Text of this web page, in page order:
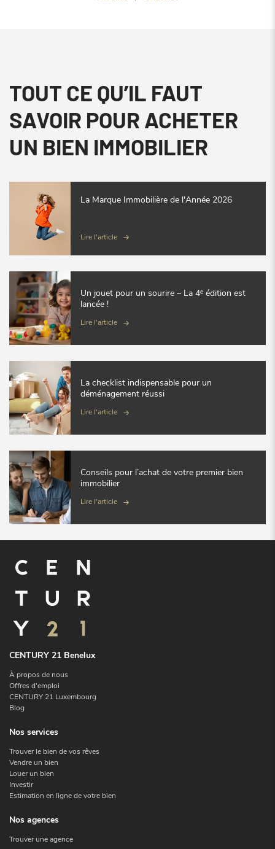
TOUT CE QU’IL FAUT
SAVOIR POUR ACHETER
UN BIEN IMMOBILIER
La Marque Immobilière de l'Année 2026
Lire l'article
Un jouet pour un sourire – La 4ᵉ édition est
lancée !
Lire l'article
La checklist indispensable pour un
déménagement réussi
Lire l'article
Conseils pour l’achat de votre premier bien
immobilier
Lire l'article
CENTURY 21 Benelux
À propos de nous
Offres d'emploi
CENTURY 21 Luxembourg
Blog
Nos services
Trouver le bien de vos rêves
Vendre un bien
Louer un bien
Investir
Estimation en ligne de votre bien
Nos agences
Trouver une agence